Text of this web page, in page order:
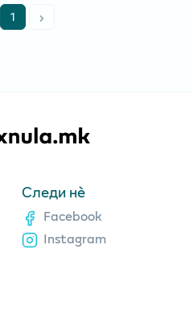
1
Следи нè
Facebook
Instagram